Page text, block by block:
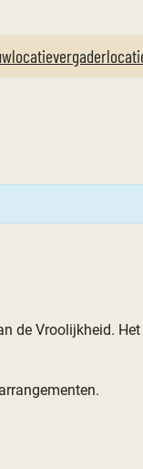
de Vroolijkheid.